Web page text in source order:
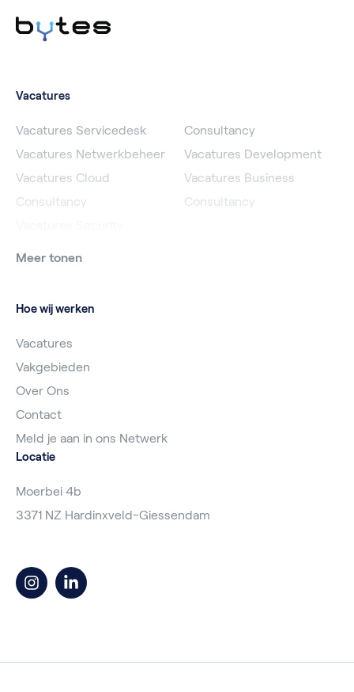
Vacatures
Vacatures Servicedesk
Vacatures Netwerkbeheer
Vacatures Cloud
Consultancy
Consultancy
Vacatures Development
Vacatures Business
Consultancy
Meer tonen
Hoe wij werken
Vacatures
Vakgebieden
Over Ons
Contact
Meld je aan in ons Netwerk
Locatie
Moerbei 4b
3371 NZ Hardinxveld-Giessendam